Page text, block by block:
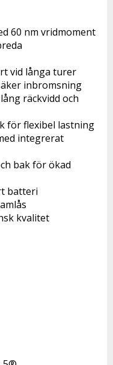
60 nm vridmoment
vid långa turer
inbromsning
räckvidd och
för flexibel lastning
integrerat
bak för ökad
batteri
kvalitet